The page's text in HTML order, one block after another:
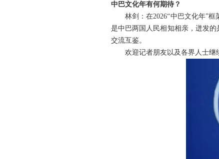
中巴文化年有何期待？
林剑：在2026“中巴文化年”
是中巴两国人民相知相亲，迸发
交流互鉴。
欢迎记者朋友以及各界人士继